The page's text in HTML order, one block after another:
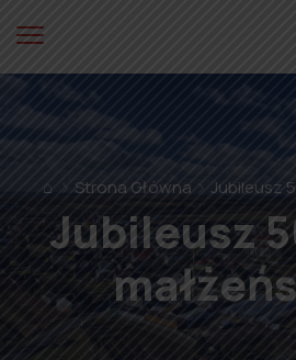
⌂ Strona Główna Jubileusz
Jubileusz